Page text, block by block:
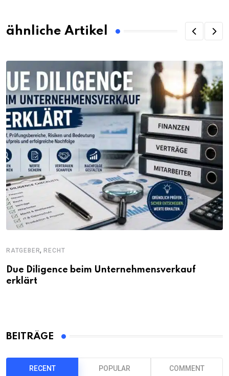
ähnliche Artikel
RATGEBER,RECHT
Due Diligence beim Unternehmensverkauf
erklärt
BEITRÄGE
RECENT POPULAR COMMENT